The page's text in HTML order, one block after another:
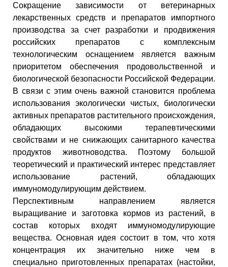
Сокращение зависимости от ветеринарных
лекарственных средств и препаратов импортного
производства за счет разработки и продвижения
российских препаратов с комплексным
технологическим оснащением является важным
приоритетом обеспечения продовольственной и
биологической безопасности Российской Федерации.
В связи с этим очень важной становится проблема
использования экологически чистых, биологически
активных препаратов растительного происхождения,
обладающих высокими терапевтическими
свойствами и не снижающих санитарного качества
продуктов животноводства. Поэтому большой
теоретический и практический интерес представляет
использование растений, обладающих
иммуномодулирующим действием.
Перспективным направлением является
выращивание и заготовка кормов из растений, в
состав которых входят иммуномодулирующие
вещества. Основная идея состоит в том, что хотя
концентрация их значительно ниже чем в
специально приготовленных препаратах (настойки,